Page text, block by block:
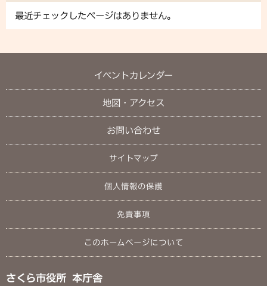
最近チェックしたページはありません。
イベントカレンダー
地図・アクセス
お問い合わせ
サイトマップ
個人情報の保護
免責事項
このホームページについて
さくら市役所 本庁舎